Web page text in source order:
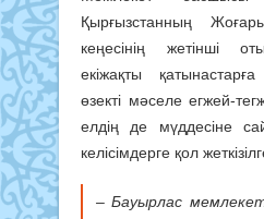
Қырғызстанның
кеңесінің жетінші
екіжақты
өзекті мәселе егжей-
елдің де мүддесіне
келісімдерге қол
– Бауырлас